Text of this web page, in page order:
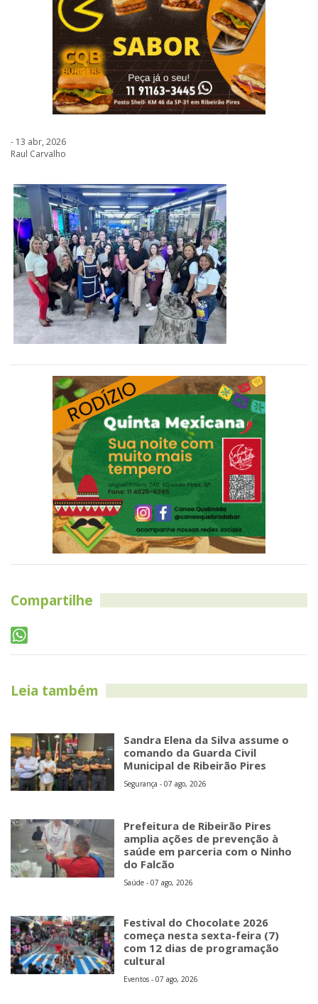
- 13 abr, 2026
Raul Carvalho
Compartilhe
Leia também
Sandra Elena da Silva assume o
comando da Guarda Civil
Municipal de Ribeirão Pires
Segurança - 07 ago, 2026
Prefeitura de Ribeirão Pires
amplia ações de prevenção à
saúde em parceria com o Ninho
do Falcão
Saúde - 07 ago, 2026
Festival do Chocolate 2026
começa nesta sexta-feira (7)
com 12 dias de programação
cultural
Eventos - 07 ago, 2026